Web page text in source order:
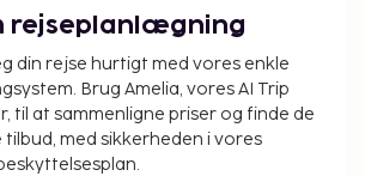
rejseplanlægning
din rejse hurtigt med vores enkle
Brug Amelia, vores AI Trip
til at sammenligne priser og finde de
tilbud, med sikkerheden i vores